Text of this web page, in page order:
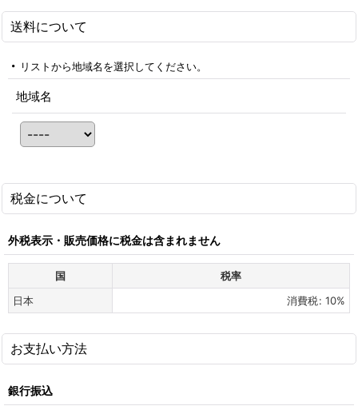
送料について
リストから地域名を選択してください。
地域名
税金について
外税表示・販売価格に税金は含まれません
国
税率
日本
消費税: 10%
お支払い方法
銀行振込